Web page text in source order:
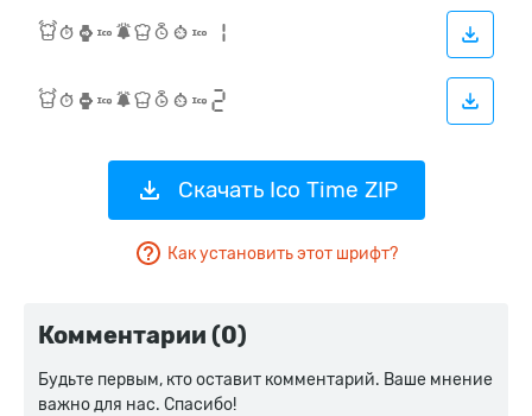
Скачать Ico Time ZIP
Как установить этот шрифт?
Комментарии (0)
Будьте первым, кто оставит комментарий. Ваше мнение
важно для нас. Спасибо!